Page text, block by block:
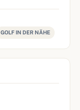
GOLF IN DER NÄHE